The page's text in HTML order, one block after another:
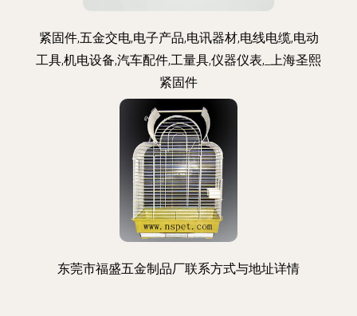
紧固件,五金交电,电子产品,电讯器材,电线电缆,电动
工具,机电设备,汽车配件,工量具,仪器仪表,_上海圣熙
紧固件
东莞市福盛五金制品厂联系方式与地址详情